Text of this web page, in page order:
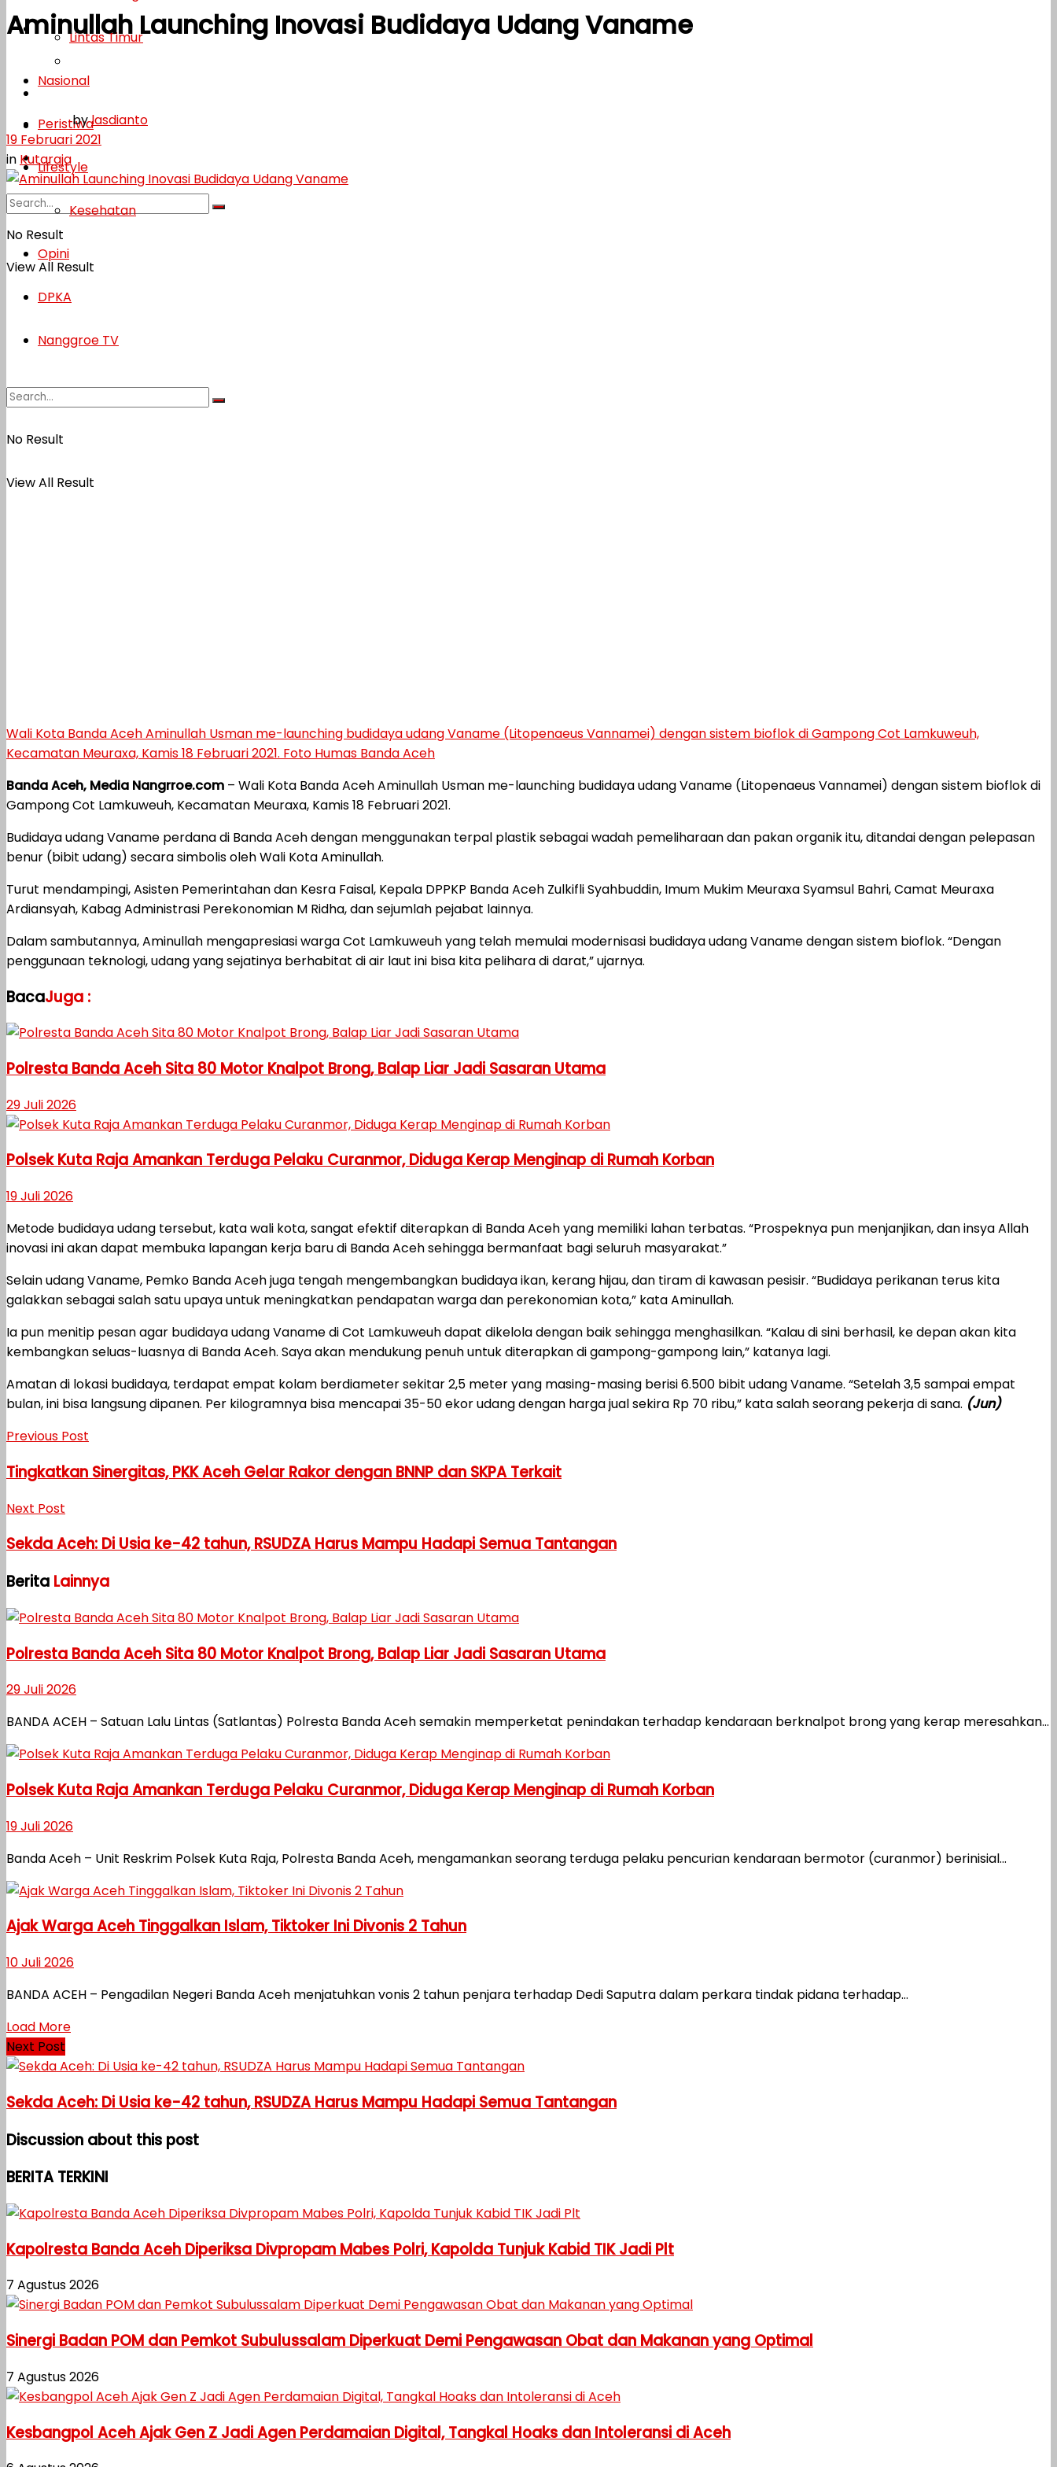
Lifestyle
DPKA
Nanggroe TV
No Result
View All Result
Lintas Timur
Nasional
Peristiwa
Lifestyle
Kesehatan
Opini
DPKA
Nanggroe TV
No Result
View All Result
Aminullah Launching Inovasi Budidaya Udang Vaname
bylasdianto
19 Februari 2021
in Kutaraja
Wali Kota Banda Aceh Aminullah Usman me-launching budidaya udang Vaname (Litopenaeus Vannamei) dengan sistem bioflok di Gampong Cot Lamkuweuh,
Kecamatan Meuraxa, Kamis 18 Februari 2021. Foto Humas Banda Aceh
Banda Aceh, Media Nangrroe.com – Wali Kota Banda Aceh Aminullah Usman me-launching budidaya udang Vaname (Litopenaeus Vannamei) dengan sistem bioflok di
Gampong Cot Lamkuweuh, Kecamatan Meuraxa, Kamis 18 Februari 2021.
Budidaya udang Vaname perdana di Banda Aceh dengan menggunakan terpal plastik sebagai wadah pemeliharaan dan pakan organik itu, ditandai dengan pelepasan
benur (bibit udang) secara simbolis oleh Wali Kota Aminullah.
Turut mendampingi, Asisten Pemerintahan dan Kesra Faisal, Kepala DPPKP Banda Aceh Zulkifli Syahbuddin, Imum Mukim Meuraxa Syamsul Bahri, Camat Meuraxa
Ardiansyah, Kabag Administrasi Perekonomian M Ridha, dan sejumlah pejabat lainnya.
Dalam sambutannya, Aminullah mengapresiasi warga Cot Lamkuweuh yang telah memulai modernisasi budidaya udang Vaname dengan sistem bioflok. “Dengan
penggunaan teknologi, udang yang sejatinya berhabitat di air laut ini bisa kita pelihara di darat,” ujarnya.
BacaJuga :
Polresta Banda Aceh Sita 80 Motor Knalpot Brong, Balap Liar Jadi Sasaran Utama
29 Juli 2026
Polsek Kuta Raja Amankan Terduga Pelaku Curanmor, Diduga Kerap Menginap di Rumah Korban
19 Juli 2026
Metode budidaya udang tersebut, kata wali kota, sangat efektif diterapkan di Banda Aceh yang memiliki lahan terbatas. “Prospeknya pun menjanjikan, dan insya Allah
inovasi ini akan dapat membuka lapangan kerja baru di Banda Aceh sehingga bermanfaat bagi seluruh masyarakat.”
Selain udang Vaname, Pemko Banda Aceh juga tengah mengembangkan budidaya ikan, kerang hijau, dan tiram di kawasan pesisir. “Budidaya perikanan terus kita
galakkan sebagai salah satu upaya untuk meningkatkan pendapatan warga dan perekonomian kota,” kata Aminullah.
Ia pun menitip pesan agar budidaya udang Vaname di Cot Lamkuweuh dapat dikelola dengan baik sehingga menghasilkan. “Kalau di sini berhasil, ke depan akan kita
kembangkan seluas-luasnya di Banda Aceh. Saya akan mendukung penuh untuk diterapkan di gampong-gampong lain,” katanya lagi.
Amatan di lokasi budidaya, terdapat empat kolam berdiameter sekitar 2,5 meter yang masing-masing berisi 6.500 bibit udang Vaname. “Setelah 3,5 sampai empat
bulan, ini bisa langsung dipanen. Per kilogramnya bisa mencapai 35-50 ekor udang dengan harga jual sekira Rp 70 ribu,” kata salah seorang pekerja di sana. (Jun)
Previous Post
Tingkatkan Sinergitas, PKK Aceh Gelar Rakor dengan BNNP dan SKPA Terkait
Next Post
Sekda Aceh: Di Usia ke-42 tahun, RSUDZA Harus Mampu Hadapi Semua Tantangan
Berita Lainnya
Polresta Banda Aceh Sita 80 Motor Knalpot Brong, Balap Liar Jadi Sasaran Utama
29 Juli 2026
BANDA ACEH – Satuan Lalu Lintas (Satlantas) Polresta Banda Aceh semakin memperketat penindakan terhadap kendaraan berknalpot brong yang kerap meresahkan...
Polsek Kuta Raja Amankan Terduga Pelaku Curanmor, Diduga Kerap Menginap di Rumah Korban
19 Juli 2026
Banda Aceh – Unit Reskrim Polsek Kuta Raja, Polresta Banda Aceh, mengamankan seorang terduga pelaku pencurian kendaraan bermotor (curanmor) berinisial...
Ajak Warga Aceh Tinggalkan Islam, Tiktoker Ini Divonis 2 Tahun
10 Juli 2026
BANDA ACEH – Pengadilan Negeri Banda Aceh menjatuhkan vonis 2 tahun penjara terhadap Dedi Saputra dalam perkara tindak pidana terhadap...
Load More
Next Post
Sekda Aceh: Di Usia ke-42 tahun, RSUDZA Harus Mampu Hadapi Semua Tantangan
Discussion about this post
BERITA TERKINI
Kapolresta Banda Aceh Diperiksa Divpropam Mabes Polri, Kapolda Tunjuk Kabid TIK Jadi Plt
7 Agustus 2026
Sinergi Badan POM dan Pemkot Subulussalam Diperkuat Demi Pengawasan Obat dan Makanan yang Optimal
7 Agustus 2026
Kesbangpol Aceh Ajak Gen Z Jadi Agen Perdamaian Digital, Tangkal Hoaks dan Intoleransi di Aceh